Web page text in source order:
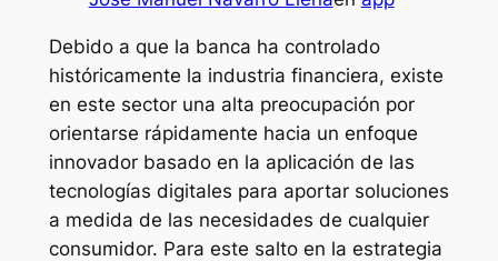
Debido a que la banca ha controlado
históricamente la industria financiera, existe
en este sector una alta preocupación por
orientarse rápidamente hacia un enfoque
innovador basado en la aplicación de las
tecnologías digitales para aportar soluciones
a medida de las necesidades de cualquier
consumidor. Para este salto en la estrategia